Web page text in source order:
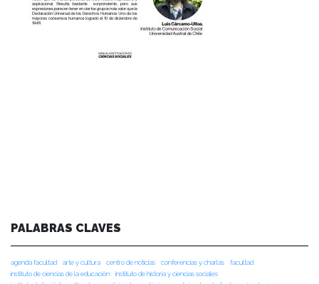
PALABRAS CLAVES
agenda facultad arte y cultura centro de noticias conferencias y charlas
facultad
instituto de ciencias de la educación
instituto de historia y ciencias sociales